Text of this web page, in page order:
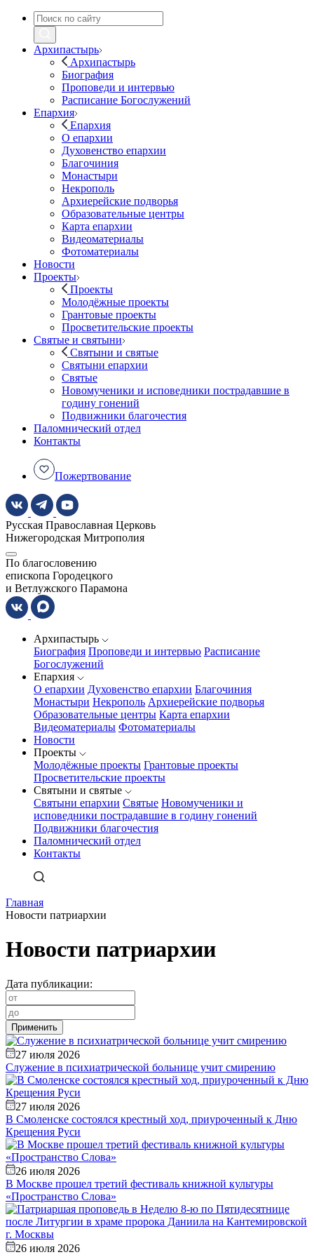
Архипастырь
Архипастырь
Биография
Проповеди и интервью
Расписание Богослужений
Епархия
Епархия
О епархии
Духовенство епархии
Благочиния
Монастыри
Некрополь
Архиерейские подворья
Образовательные центры
Карта епархии
Видеоматериалы
Фотоматериалы
Новости
Проекты
Проекты
Молодёжные проекты
Грантовые проекты
Просветительские проекты
Святые и святыни
Святыни и святые
Святыни епархии
Святые
Новомученики и исповедники пострадавшие в
годину гонений
Подвижники благочестия
Паломнический отдел
Контакты
Пожертвование
Русская Православная Церковь
Нижегородская Митрополия
По благословению
епископа Городецкого
и Ветлужского Парамона
Архипастырь
Биография Проповеди и интервью Расписание
Богослужений
Епархия
О епархии Духовенство епархии Благочиния
Монастыри Некрополь Архиерейские подворья
Образовательные центры Карта епархии
Видеоматериалы Фотоматериалы
Новости
Проекты
Молодёжные проекты Грантовые проекты
Просветительские проекты
Святыни и святые
Святыни епархии Святые Новомученики и
исповедники пострадавшие в годину гонений
Подвижники благочестия
Паломнический отдел
Контакты
Главная
Новости патриархии
Новости патриархии
Дата публикации:
27 июля 2026
Служение в психиатрической больнице учит смирению
27 июля 2026
В Смоленске состоялся крестный ход, приуроченный к Дню
Крещения Руси
26 июля 2026
В Москве прошел третий фестиваль книжной культуры
«Пространство Слова»
26 июля 2026